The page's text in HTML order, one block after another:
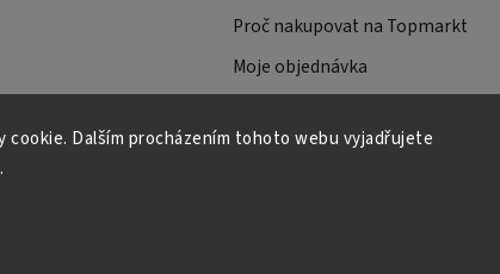
cookie. Dalším procházením tohoto webu vyjadřujete
Proč nakupovat na Topmarkt
Moje objednávka